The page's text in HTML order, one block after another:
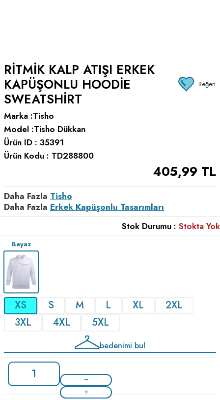
RITMIK KALP ATIŞI ERKEK
KAPÜŞONLU HOODIE
SWEATSHIRT
Beğen
Marka :Tisho
Model :Tisho Dükkan
Ürün ID : 35391
Ürün Kodu : TD288800
405,99 TL
Daha Fazla Tisho
Daha Fazla Erkek Kapüşonlu Tasarımları
Stok Durumu : Stokta Yok
Beyaz
XS S M L XL
2XL
3XL
4XL 5XL
bedenimi bul